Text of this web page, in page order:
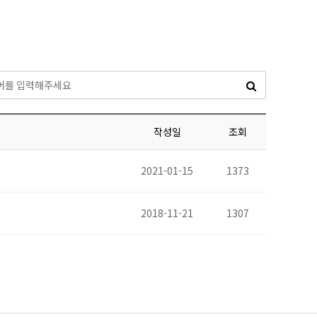
기
작성일 조회
2021-01-15 1373
2018-11-21 1307